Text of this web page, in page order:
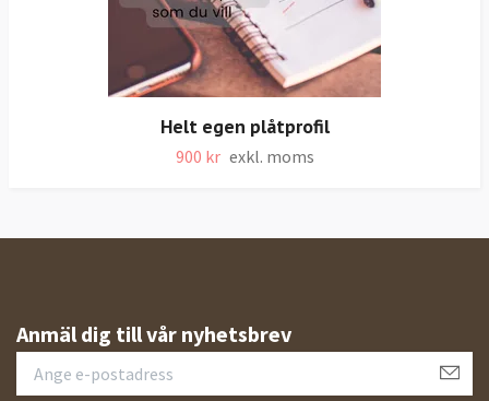
Helt egen plåtprofil
900 kr exkl. moms
Anmäl dig till vår nyhetsbrev